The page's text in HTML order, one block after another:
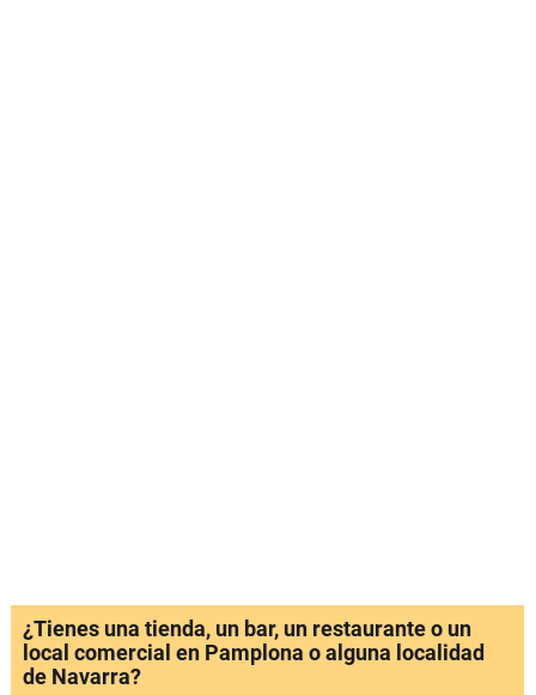
¿Tienes una tienda, un bar, un restaurante o un
local comercial en Pamplona o alguna localidad
de Navarra?